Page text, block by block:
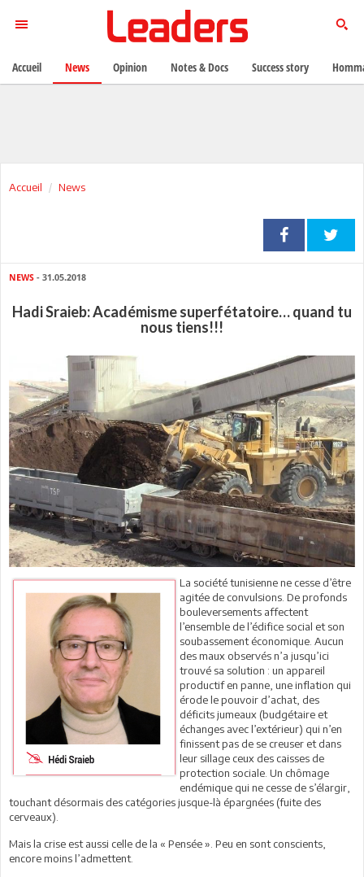
Accueil News
NEWS - 31.05.2018
Hadi Sraieb: Académisme superfétatoire… quand tu
nous tiens!!!
La société tunisienne ne cesse d’être
agitée de convulsions. De profonds
bouleversements affectent
l’ensemble de l’édifice social et son
soubassement économique. Aucun
des maux observés n’a jusqu’ici
trouvé sa solution : un appareil
productif en panne, une inflation qui
érode le pouvoir d’achat, des
déficits jumeaux (budgétaire et
échanges avec l’extérieur) qui n’en
finissent pas de se creuser et dans
leur sillage ceux des caisses de
protection sociale. Un chômage
endémique qui ne cesse de s’élargir,
touchant désormais des catégories jusque-là épargnées (fuite des
cerveaux).
Mais la crise est aussi celle de la « Pensée ». Peu en sont conscients,
encore moins l’admettent.
Accueil News Opinion Notes & Docs Success story